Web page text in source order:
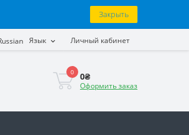
Закрыть
Язык Личный кабинет
0 0₴
Оформить заказ